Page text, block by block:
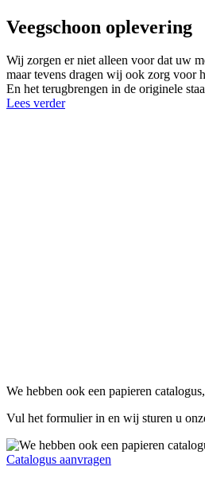
Veegschoon oplevering
Wij zorgen er niet alleen voor dat uw
maar tevens dragen wij ook zorg voor
En het terugbrengen in de originele
Lees verder
We hebben ook een papieren
Vul het formulier in en wij sturen u
Catalogus aanvragen